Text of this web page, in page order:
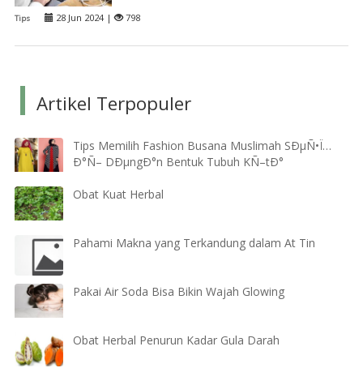
Tips 28 Jun 2024 | 798
Artikel Terpopuler
Tips Memilih Fashion Busana Muslimah SÐµÑ•Ï…
Ð°Ñ– DÐµngÐ°n Bentuk Tubuh KÑ–tÐ°
Obat Kuat Herbal
Pahami Makna yang Terkandung dalam At Tin
Pakai Air Soda Bisa Bikin Wajah Glowing
Obat Herbal Penurun Kadar Gula Darah